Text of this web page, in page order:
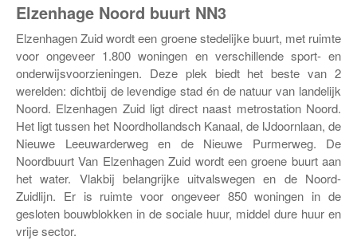
Elzenhage Noord buurt NN3
Elzenhagen Zuid wordt een groene stedelijke buurt, met ruimte
voor ongeveer 1.800 woningen en verschillende sport- en
onderwijsvoorzieningen. Deze plek biedt het beste van 2
werelden: dichtbij de levendige stad én de natuur van landelijk
Noord. Elzenhagen Zuid ligt direct naast metrostation Noord.
Het ligt tussen het Noordhollandsch Kanaal, de IJdoornlaan, de
Nieuwe Leeuwarderweg en de Nieuwe Purmerweg. De
Noordbuurt Van Elzenhagen Zuid wordt een groene buurt aan
het water. Vlakbij belangrijke uitvalswegen en de Noord-
Zuidlijn. Er is ruimte voor ongeveer 850 woningen in de
gesloten bouwblokken in de sociale huur, middel dure huur en
vrije sector.